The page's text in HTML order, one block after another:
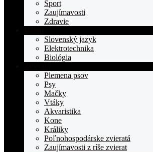
Šport
Zaujímavosti
Zdravie
Slovenský jazyk
Elektrotechnika
Biológia
Plemena psov
Psy
Mačky
Vtáky
Akvaristika
Kone
Králiky
Poľnohospodárske zvieratá
Zaujímavosti z ríše zvierat